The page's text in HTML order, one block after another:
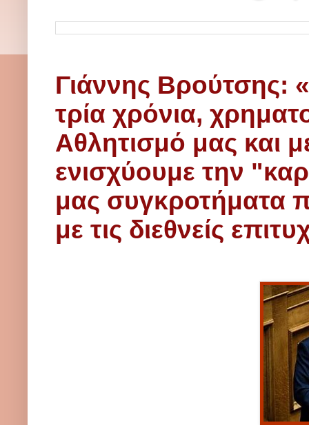
Γιάννης Βρούτσης:
τρία χρόνια,
Αθλητισμό μας και
ενισχύουμε την
μας συγκροτήματα
με τις διεθνείς